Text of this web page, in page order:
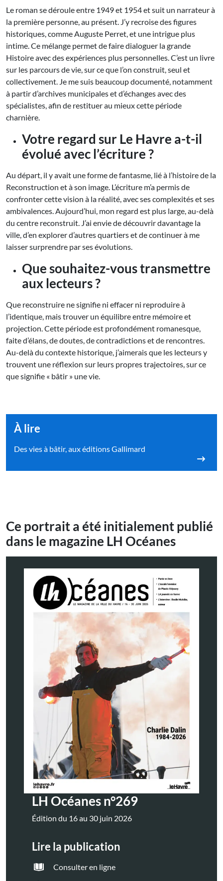
Le roman se déroule entre 1949 et 1954 et suit un narrateur à
la première personne, au présent. J’y recroise des figures
historiques, comme Auguste Perret, et une intrigue plus
intime. Ce mélange permet de faire dialoguer la grande
Histoire avec des expériences plus personnelles. C’est un livre
sur les parcours de vie, sur ce que l’on construit, seul et
collectivement. Je me suis beaucoup documenté, notamment
à partir d’archives municipales et d’échanges avec des
spécialistes, afin de restituer au mieux cette période
charnière.
Votre regard sur Le Havre a-t-il
évolué avec l’écriture ?
Au départ, il y avait une forme de fantasme, lié à l’histoire de la
Reconstruction et à son image. L’écriture m’a permis de
confronter cette vision à la réalité, avec ses complexités et ses
ambivalences. Aujourd’hui, mon regard est plus large, au-delà
du centre reconstruit. J’ai envie de découvrir davantage la
ville, d’en explorer d’autres quartiers et de continuer à me
laisser surprendre par ses évolutions.
Que souhaitez-vous transmettre
aux lecteurs ?
Que reconstruire ne signifie ni effacer ni reproduire à
l’identique, mais trouver un équilibre entre mémoire et
projection. Cette période est profondément romanesque,
faite d’élans, de doutes, de contradictions et de rencontres.
Au-delà du contexte historique, j’aimerais que les lecteurs y
trouvent une réflexion sur leurs propres trajectoires, sur ce
que signifie « bâtir » une vie.
À lire
Des vies à bâtir, aux éditions Gallimard
Ce portrait a été initialement publié
dans le magazine LH Océanes
LH Océanes n°269
Édition du 16 au 30 juin 2026
Lire la publication
Consulter en ligne